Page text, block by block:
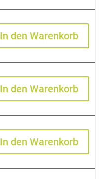
In den Warenkorb
In den Warenkorb
In den Warenkorb